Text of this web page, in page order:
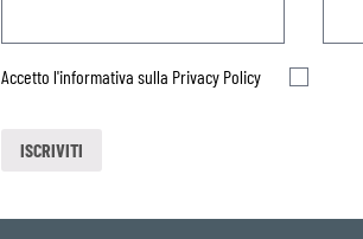
Accetto l'informativa sulla Privacy Policy